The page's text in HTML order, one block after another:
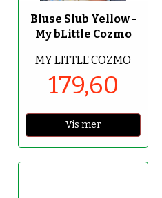
Bluse Slub Yellow -
My bLittle Cozmo
MY LITTLE COZMO
179,60
Vis mer